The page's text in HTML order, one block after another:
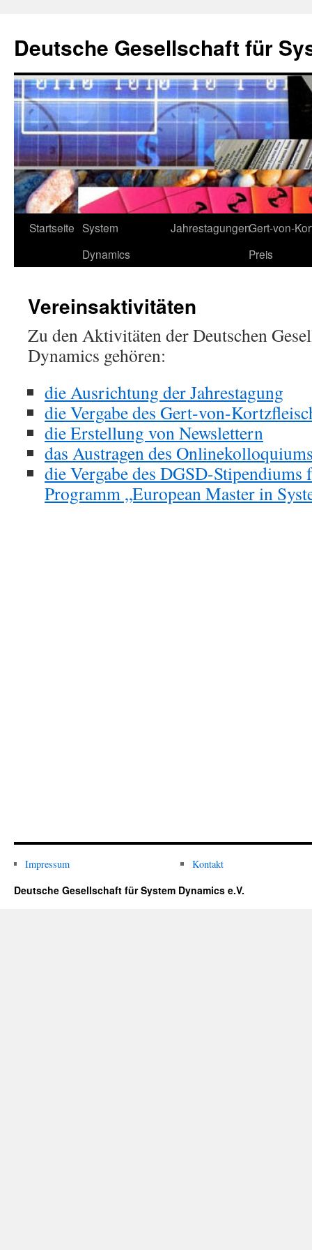
Deutsche Gesellschaft für
Zum
Startseite System
Dynamics
JahrestagungenGert-von-
Preis
Vereinsaktivitäten
Zu den Aktivitäten der Deutschen
Dynamics gehören:
die Ausrichtung der Jahrestagung
die Vergabe des Gert-von-
die Erstellung von Newslettern
das Austragen des
die Vergabe des DGSD-Stipendiums
Programm „European Master in
Impressum Kontakt
Deutsche Gesellschaft für System Dynamics e.V.